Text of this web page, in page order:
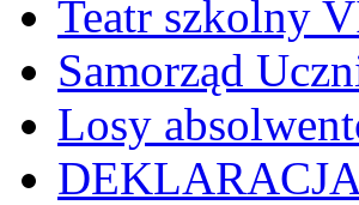
Teatr szkolny
Samorząd
Losy